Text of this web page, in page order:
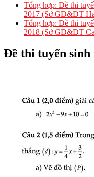
Tổng hợp: Đề thi
2017 (Sở GD&ĐT
Tổng hợp: Đề thi
2018 (Sở GD&ĐT
Đề thi tuyển sinh